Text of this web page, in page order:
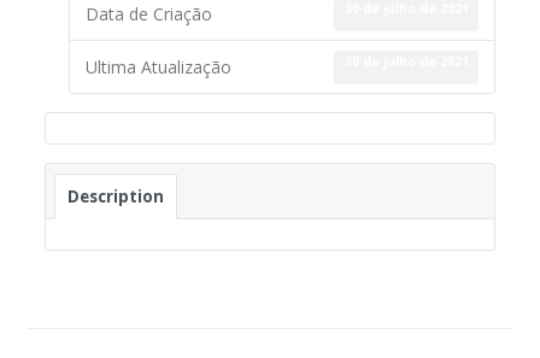
Data de Criação
Ultima Atualização
Description